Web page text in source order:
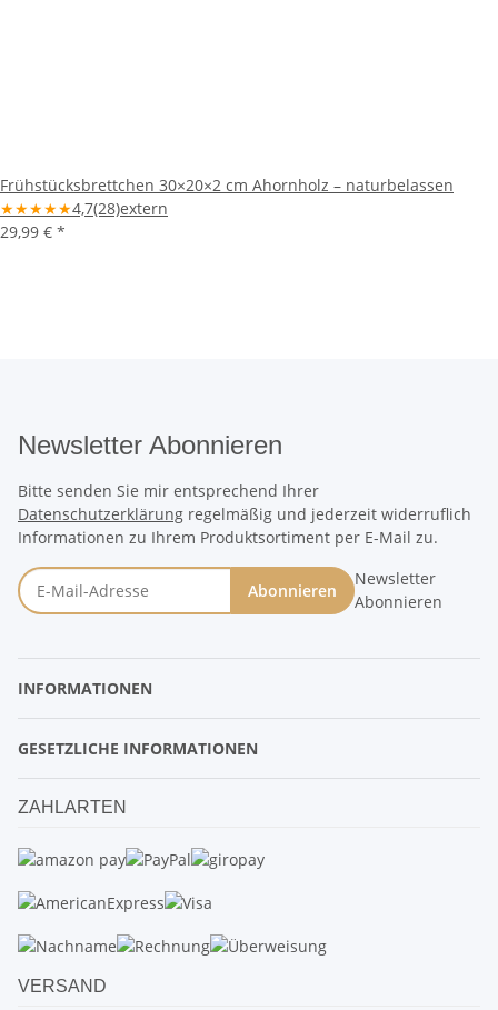
Frühstücksbrettchen 30×20×2 cm Ahornholz – naturbelassen
★★★★★4,7(28)extern
29,99 € *
Newsletter Abonnieren
Bitte senden Sie mir entsprechend Ihrer
Datenschutzerklärung regelmäßig und jederzeit widerruflich
Informationen zu Ihrem Produktsortiment per E-Mail zu.
Abonnieren
Newsletter
Abonnieren
INFORMATIONEN
GESETZLICHE INFORMATIONEN
ZAHLARTEN
VERSAND